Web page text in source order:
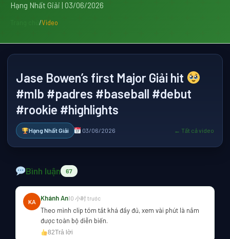
Hạng Nhất Giải | 03/06/2026
/Video
Jase Bowen’s first Major Giải hit
#mlb #padres #baseball #debut
#rookie #highlights
Hạng Nhất Giải 03/06/2026 ← Tất cả video
Bình luận 67
KA Khánh An10 小时 trước
Theo mình clip tóm tắt khá đầy đủ, xem vài phút là nắm
được toàn bộ diễn biến.
82Trả lời